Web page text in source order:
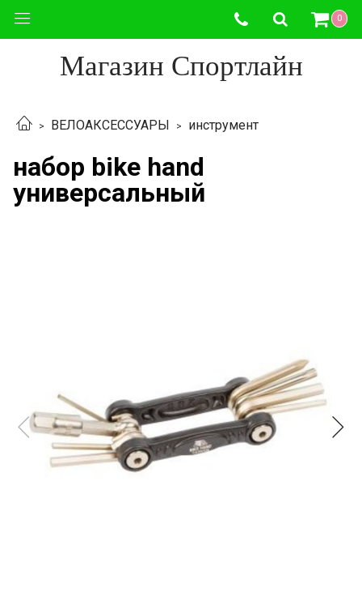
0
Магазин Спортлайн
ВЕЛОАКСЕССУАРЫ инструмент
набор bike hand
универсальный